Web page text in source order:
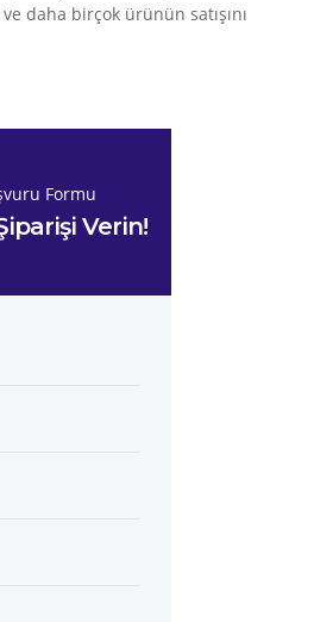
daha birçok ürünün satışını
Formu
Verin!